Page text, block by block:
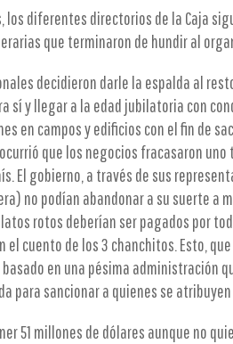
los diferentes directorios de la Caja
que terminaron de hundir al
decidieron darle la espalda al
sí y llegar a la edad jubilatoria con
en campos y edificios con el fin de
que los negocios fracasaron uno
El gobierno, a través de sus
no podían abandonar a su suerte a
rotos deberían ser pagados por
el cuento de los 3 chanchitos. Esto,
en una pésima administración
para sancionar a quienes se
51 millones de dólares aunque no